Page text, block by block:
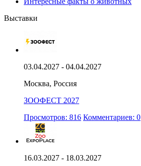
Выставки
03.04.2027 - 04.04.2027
Москва, Россия
ЗООФЕСТ 2027
Просмотров: 816 Комментариев: 0
16.03.2027 - 18.03.2027